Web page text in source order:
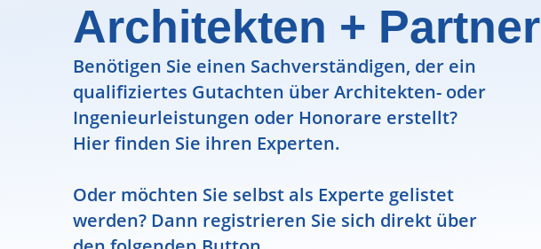
Architekten + Partner
Benötigen Sie einen Sachverständigen, der ein
qualifiziertes Gutachten über Architekten- oder
Ingenieurleistungen oder Honorare erstellt?
Hier finden Sie ihren Experten.
Oder möchten Sie selbst als Experte gelistet
werden? Dann registrieren Sie sich direkt über